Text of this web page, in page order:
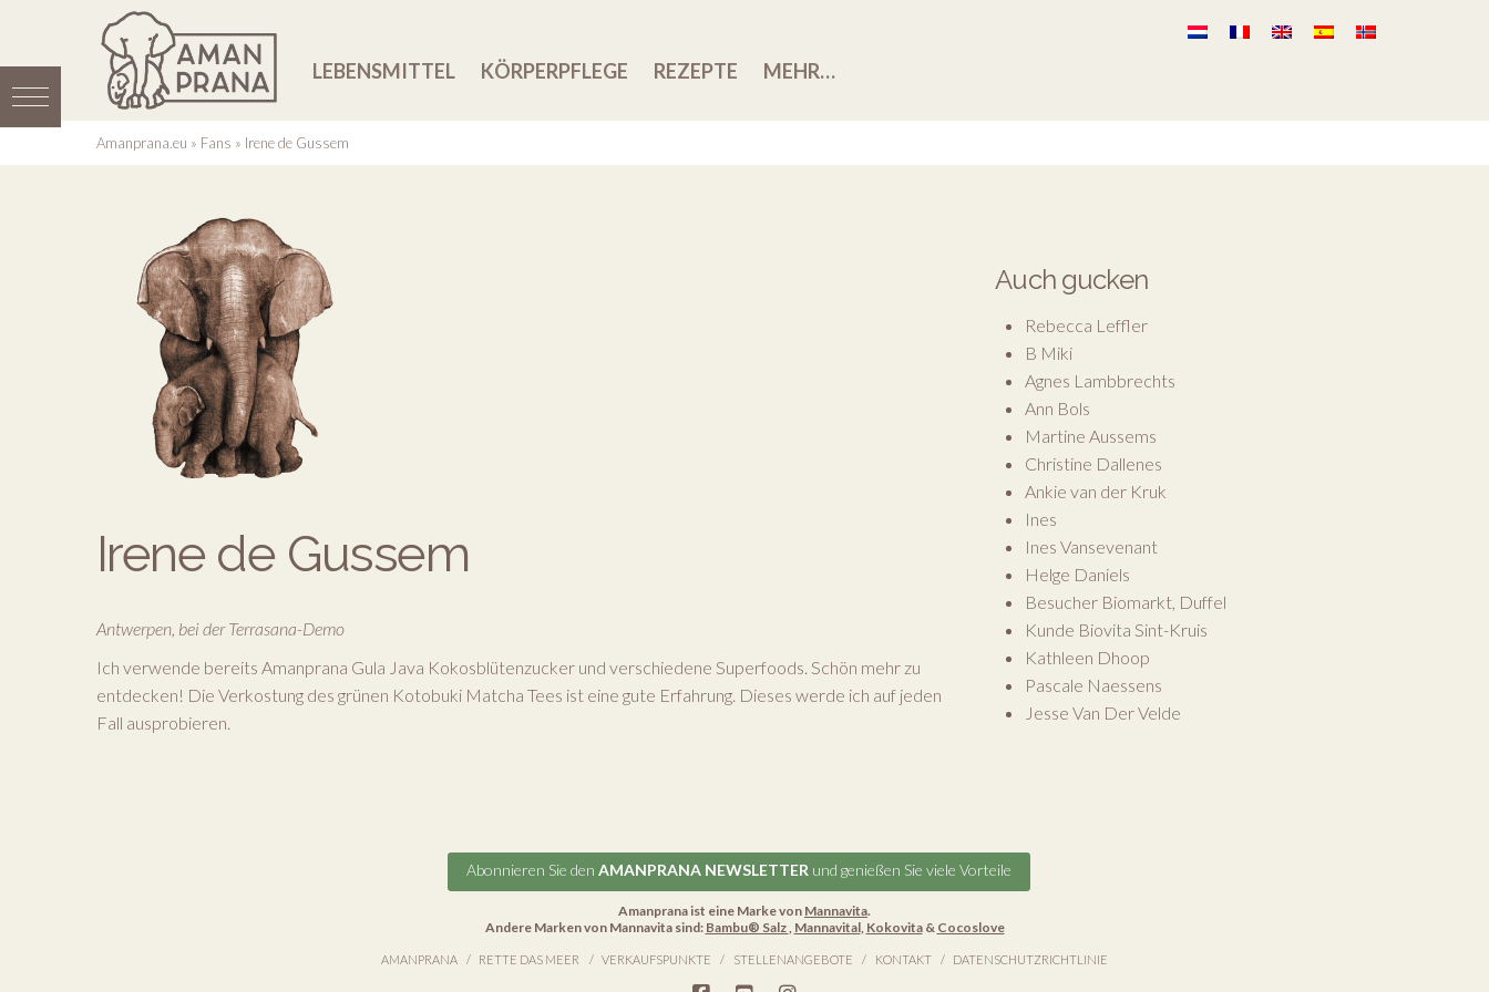
LEBENSMITTEL KÖRPERPFLEGE REZEPTE MEHR…
Amanprana.eu » Fans » Irene de Gussem
Irene de Gussem
Antwerpen, bei der Terrasana-Demo
Ich verwende bereits Amanprana Gula Java Kokosblütenzucker und verschiedene Superfoods. Schön mehr zu
entdecken! Die Verkostung des grünen Kotobuki Matcha Tees ist eine gute Erfahrung. Dieses werde ich auf jeden
Fall ausprobieren.
Auch gucken
Rebecca Leffler
B Miki
Agnes Lambbrechts
Ann Bols
Martine Aussems
Christine Dallenes
Ankie van der Kruk
Ines
Ines Vansevenant
Helge Daniels
Besucher Biomarkt, Duffel
Kunde Biovita Sint-Kruis
Kathleen Dhoop
Pascale Naessens
Jesse Van Der Velde
Abonnieren Sie den AMANPRANA NEWSLETTER und genießen Sie viele Vorteile
Amanprana ist eine Marke von Mannavita.
Andere Marken von Mannavita sind: Bambu® Salz, Mannavital, Kokovita& Cocoslove
AMANPRANA RETTE DAS MEER VERKAUFSPUNKTE STELLENANGEBOTE KONTAKT DATENSCHUTZRICHTLINIE